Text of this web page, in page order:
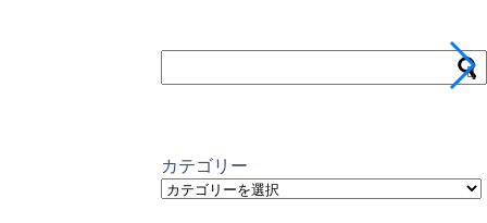
カテゴリー
カ